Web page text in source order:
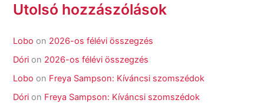
Utolsó hozzászólások
Lobo on 2026-os félévi összegzés
Dóri on 2026-os félévi összegzés
Lobo on Freya Sampson: Kíváncsi szomszédok
Dóri on Freya Sampson: Kíváncsi szomszédok